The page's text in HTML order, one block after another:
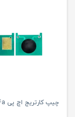
چیپ کارتریج اچ پی HP-64a